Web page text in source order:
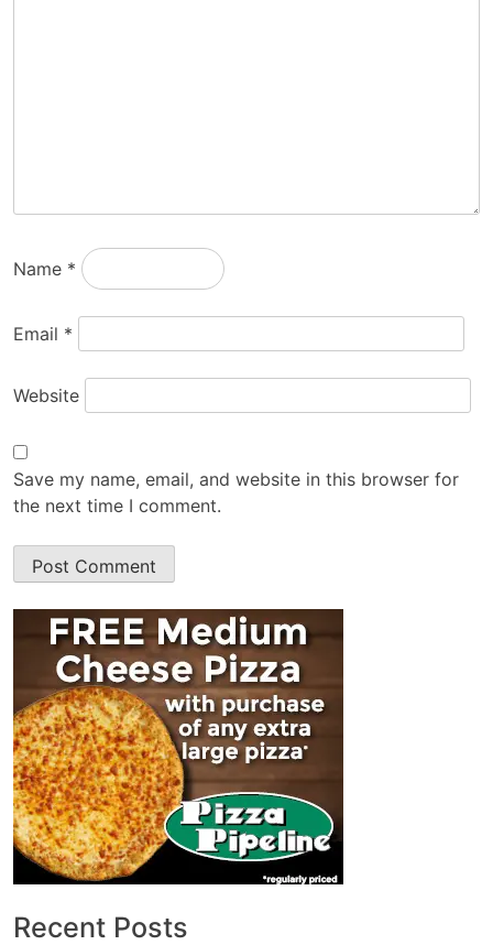
Name *
Email *
Website
Save my name, email, and website in this browser for
the next time I comment.
Recent Posts